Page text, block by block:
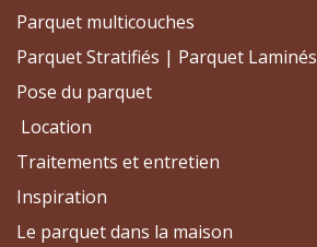
Parquet multicouches
Parquet Stratifiés | Parquet Laminés
Pose du parquet
Location
Traitements et entretien
Inspiration
Le parquet dans la maison